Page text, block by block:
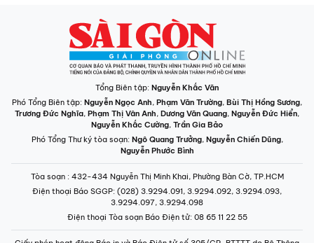
Tổng Biên tập: Nguyễn Khắc Văn
Phó Tổng Biên tập: Nguyễn Ngọc Anh, Phạm Văn Trường, Bùi Thị Hồng Sương,
Trương Đức Nghĩa, Phạm Thị Vân Anh, Dương Văn Quang, Nguyễn Đức Hiển,
Nguyễn Khắc Cường, Trần Gia Bảo
Phó Tổng Thư ký tòa soạn: Ngô Quang Trưởng, Nguyễn Chiến Dũng,
Nguyễn Phước Bình
Tòa soạn : 432-434 Nguyễn Thị Minh Khai, Phường Bàn Cờ, TP.HCM
Điện thoại Báo SGGP: (028) 3.9294.091, 3.9294.092, 3.9294.093,
3.9294.097, 3.9294.098
Điện thoại Tòa soạn Báo Điện tử: 08 65 11 22 55